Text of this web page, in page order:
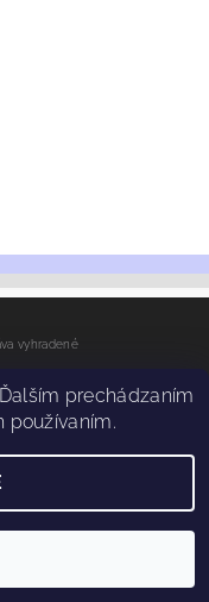
vyhradené
prechádzaním
používaním.